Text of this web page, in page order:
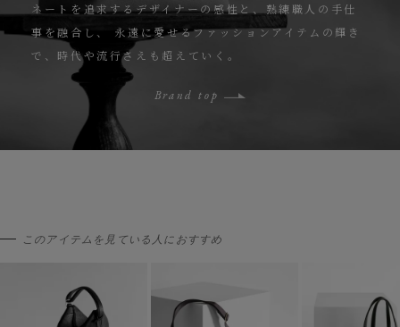
ネートを追求するデザイナーの感性と、熟練職人の手仕
事を融合し、
永遠に愛せるファッションアイテムの輝き
で、時代や流行さえも超えていく。
Brand top
このアイテムを見ている人におすすめ